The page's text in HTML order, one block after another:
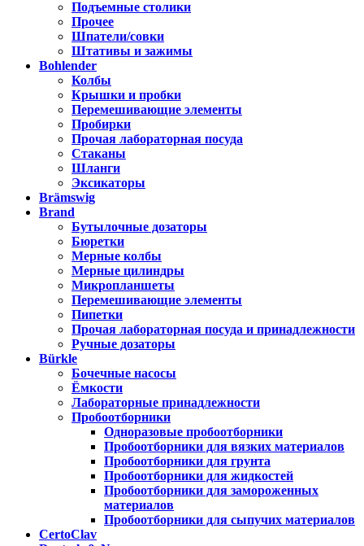
Подъемные столики
Прочее
Шпатели/совки
Штативы и зажимы
Bohlender
Колбы
Крышки и пробки
Перемешивающие элементы
Пробирки
Прочая лабораторная посуда
Стаканы
Шланги
Эксикаторы
Brämswig
Brand
Бутылочные дозаторы
Бюретки
Мерные колбы
Мерные цилиндры
Микропланшеты
Перемешивающие элементы
Пипетки
Прочая лабораторная посуда и принадлежности
Ручные дозаторы
Bürkle
Бочечные насосы
Ёмкости
Лабораторные принадлежности
Пробоотборники
Одноразовые пробоотборники
Пробоотборники для вязких материалов
Пробоотборники для грунта
Пробоотборники для жидкостей
Пробоотборники для замороженных
материалов
Пробоотборники для сыпучих материалов
CertoClav